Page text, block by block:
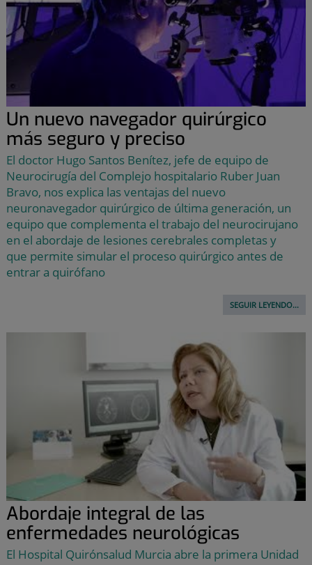
Un nuevo navegador quirúrgico
más seguro y preciso
El doctor Hugo Santos Benítez, jefe de equipo de
Neurocirugía del Complejo hospitalario Ruber Juan
Bravo, nos explica las ventajas del nuevo
neuronavegador quirúrgico de última generación, un
equipo que complementa el trabajo del neurocirujano
en el abordaje de lesiones cerebrales completas y
que permite simular el proceso quirúrgico antes de
entrar a quirófano
SEGUIR LEYENDO...
Abordaje integral de las
enfermedades neurológicas
El Hospital Quirónsalud Murcia abre la primera Unidad